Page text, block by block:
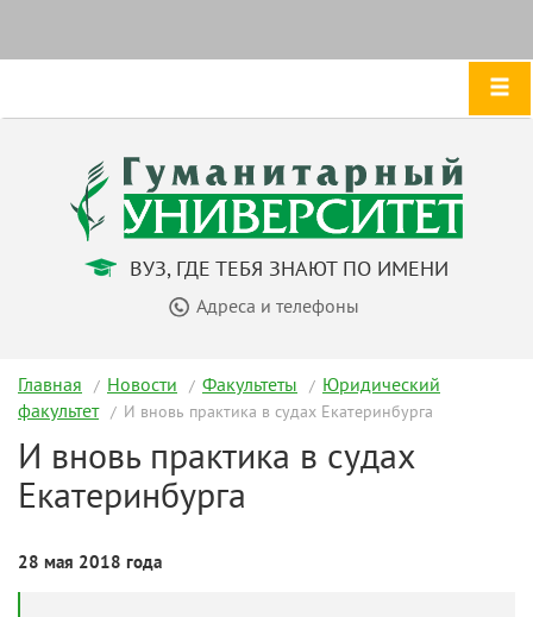
ВУЗ, ГДЕ ТЕБЯ ЗНАЮТ ПО ИМЕНИ
Адреса и телефоны
Главная Новости Факультеты
Юридический
факультет
И вновь практика в судах Екатеринбурга
И вновь практика в судах
Екатеринбурга
28 мая 2018 года